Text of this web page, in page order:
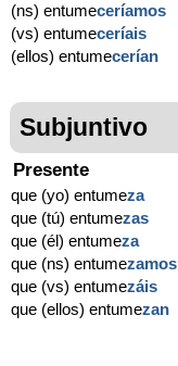
(ns) entumeceríamos
(vs) entumeceríais
(ellos) entumecerían
Subjuntivo
Presente
que (yo) entumeza
que (tú) entumezas
que (él) entumeza
que (ns) entumezamos
que (vs) entumezáis
que (ellos) entumezan